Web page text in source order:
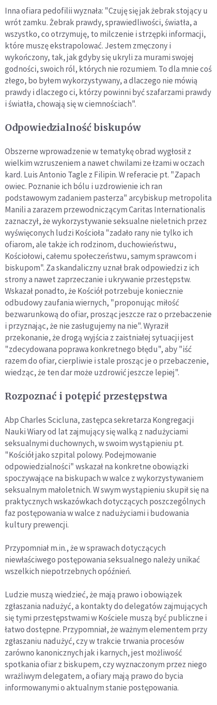
Inna ofiara pedofilii wyznała: "Czuję się jak żebrak stojący u
wrót zamku. Żebrak prawdy, sprawiedliwości, światła, a
wszystko, co otrzymuję, to milczenie i strzępki informacji,
które muszę ekstrapolować. Jestem zmęczony i
wykończony, tak, jak gdyby się ukryli za murami swojej
godności, swoich ról, których nie rozumiem. To dla mnie coś
złego, bo byłem wykorzystywany, a dlaczego nie mówią
prawdy i dlaczego ci, którzy powinni być szafarzami prawdy
i światła, chowają się w ciemnościach".
Odpowiedzialność biskupów
Obszerne wprowadzenie w tematykę obrad wygłosił z
wielkim wzruszeniem a nawet chwilami ze łzami w oczach
kard. Luis Antonio Tagle z Filipin. W referacie pt. "Zapach
owiec. Poznanie ich bólu i uzdrowienie ich ran
podstawowym zadaniem pasterza" arcybiskup metropolita
Manili a zarazem przewodniczącym Caritas Internationalis
zaznaczył, że wykorzystywanie seksualne nieletnich przez
wyświęconych ludzi Kościoła "zadało rany nie tylko ich
ofiarom, ale także ich rodzinom, duchowieństwu,
Kościołowi, całemu społeczeństwu, samym sprawcom i
biskupom". Za skandaliczny uznał brak odpowiedzi z ich
strony a nawet zaprzeczanie i ukrywanie przestępstw.
Wskazał ponadto, że Kościół potrzebuje koniecznie
odbudowy zaufania wiernych, "proponując miłość
bezwarunkową do ofiar, prosząc jeszcze raz o przebaczenie
i przyznając, że nie zasługujemy na nie". Wyraził
przekonanie, że drogą wyjścia z zaistniałej sytuacji jest
"zdecydowana poprawa konkretnego błędu", aby "iść
razem do ofiar, cierpliwie i stale prosząc je o przebaczenie,
wiedząc, że ten dar może uzdrowić jeszcze lepiej".
Rozpoznać i potępić przestępstwa
Abp Charles Scicluna, zastępca sekretarza Kongregacji
Nauki Wiary od lat zajmujący się walką z nadużyciami
seksualnymi duchownych, w swoim wystąpieniu pt.
"Kościół jako szpital polowy. Podejmowanie
odpowiedzialności" wskazał na konkretne obowiązki
spoczywające na biskupach w walce z wykorzystywaniem
seksualnym małoletnich. W swym wystąpieniu skupił się na
praktycznych wskazówkach dotyczących poszczególnych
faz postępowania w walce z nadużyciami i budowania
kultury prewencji.
Przypomniał m.in., że w sprawach dotyczących
niewłaściwego postępowania seksualnego należy unikać
wszelkich niepotrzebnych opóźnień.
Ludzie muszą wiedzieć, że mają prawo i obowiązek
zgłaszania nadużyć, a kontakty do delegatów zajmujących
się tymi przestępstwami w Kościele muszą być publiczne i
łatwo dostępne. Przypomniał, że ważnym elementem przy
zgłaszaniu nadużyć, czy w trakcie trwania procesów
zarówno kanonicznych jak i karnych, jest możliwość
spotkania ofiar z biskupem, czy wyznaczonym przez niego
wrażliwym delegatem, a ofiary mają prawo do bycia
informowanymi o aktualnym stanie postępowania.